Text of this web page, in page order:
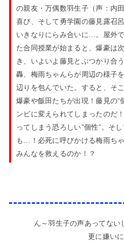
の親友・万偶数羽生子（声：内
喜び、そして勇学園の藤見露召
いきなりにらみ合いに…。屋外
た合同授業が始まると、爆豪は
き、いよいよ藤見とぶつかり合
轟、梅雨ちゃんらが周辺の様子
辺りを包んでいた。すると、そ
爆豪や飯田たちが出現！藤見の“
ンビに変えられてしまったのだ
ってしまう恐ろしい”個性”。そ
も…！必死に呼びかける梅雨ち
みんなを救えるのか！？
ん～羽生子の声あってない
更に嫌い